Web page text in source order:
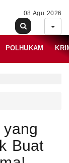
08 Agu 2026
POLHUKAM
Buat